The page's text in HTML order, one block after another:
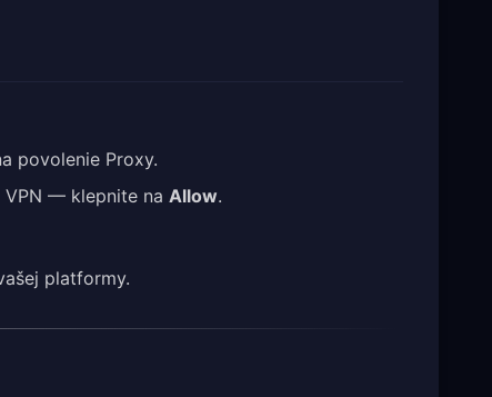
povolenie Proxy.
VPN — klepnite na Allow.
platformy.